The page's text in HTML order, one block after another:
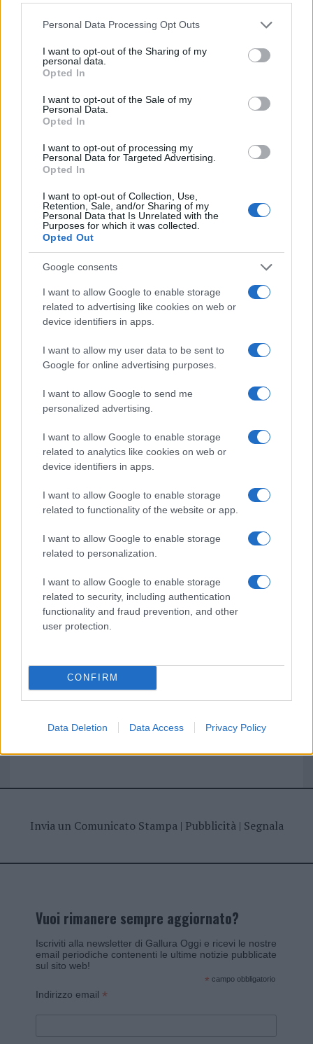
Please note that this website/app uses one or more Google
not limited to your visit or usage behaviour. You may click to
grant or deny consent to Google and its third-party tags to
use your data for below specified purposes in below Google
consent section.
Personal Data Processing Opt Outs
I want to opt-out of the Sharing of my
personal data.
Opted In
I want to opt-out of the Sale of my
Personal Data.
Opted In
I want to opt-out of processing my
Personal Data for Targeted Advertising.
Opted In
I want to opt-out of Collection, Use,
Retention, Sale, and/or Sharing of my
Personal Data that Is Unrelated with the
Purposes for which it was collected.
Opted Out
Google consents
I want to allow Google to enable storage
related to advertising like cookies on web or
device identifiers in apps.
I want to allow my user data to be sent to
Google for online advertising purposes.
I want to allow Google to send me
personalized advertising.
I want to allow Google to enable storage
related to analytics like cookies on web or
device identifiers in apps.
I want to allow Google to enable storage
related to functionality of the website or app.
I want to allow Google to enable storage
related to personalization.
I want to allow Google to enable storage
related to security, including authentication
functionality and fraud prevention, and other
user protection.
CONFIRM
Data Deletion Data Access Privacy Policy
minori, Albieri: “Episodi gravissimi”
Gallura, finti clienti svuotano le suite: furto da
50mila nel resort
Meteo Olbia 7 agosto, sole e caldo tornano
protagonisti
NECROLOGIE
Mario Malu
Paolo Pinna
Martina Agostina Diturco
I nostri cari
Giovannimaria Cabras
Invia un Comunicato Stampa| Pubblicità| Segnala
Vuoi rimanere sempre aggiornato?
Iscriviti alla newsletter di Gallura Oggi e ricevi le nostre
email periodiche contenenti le ultime notizie pubblicate
sul sito web!
* campo obbligatorio
Indirizzo email *